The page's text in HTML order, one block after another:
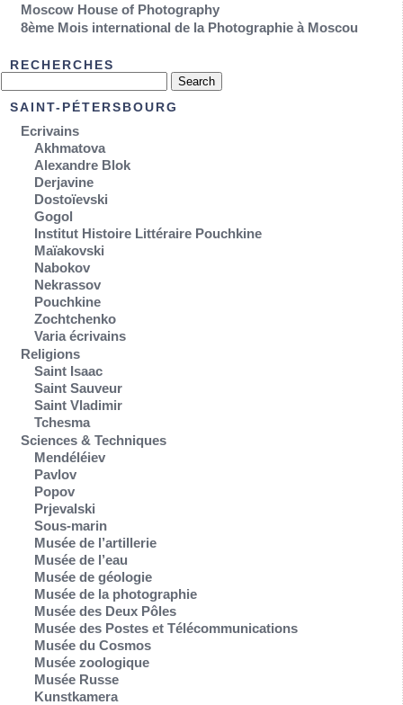
Moscow House of Photography
8ème Mois international de la Photographie à Moscou
RECHERCHES
SAINT-PÉTERSBOURG
Ecrivains
Akhmatova
Alexandre Blok
Derjavine
Dostoïevski
Gogol
Institut Histoire Littéraire Pouchkine
Maïakovski
Nabokov
Nekrassov
Pouchkine
Zochtchenko
Varia écrivains
Religions
Saint Isaac
Saint Sauveur
Saint Vladimir
Tchesma
Sciences & Techniques
Mendéléiev
Pavlov
Popov
Prjevalski
Sous-marin
Musée de l’artillerie
Musée de l’eau
Musée de géologie
Musée de la photographie
Musée des Deux Pôles
Musée des Postes et Télécommunications
Musée du Cosmos
Musée zoologique
Musée Russe
Kunstkamera